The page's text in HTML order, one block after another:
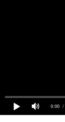
0:00 /